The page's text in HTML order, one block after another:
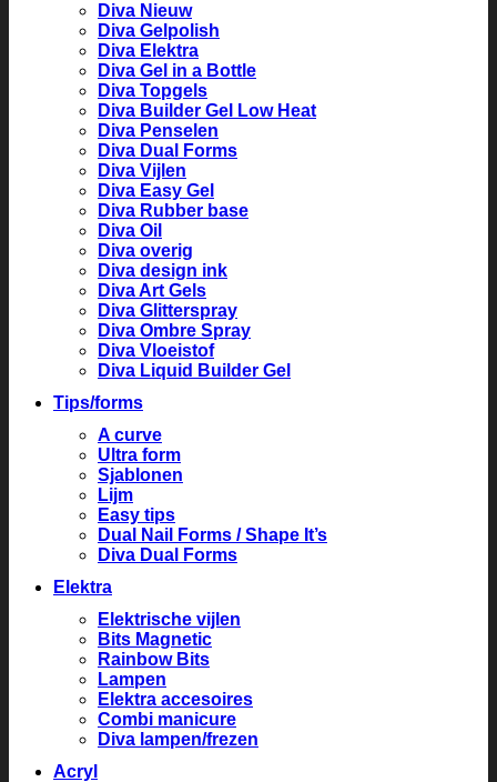
Diva Nieuw
Diva Gelpolish
Diva Elektra
Diva Gel in a Bottle
Diva Topgels
Diva Builder Gel Low Heat
Diva Penselen
Diva Dual Forms
Diva Vijlen
Diva Easy Gel
Diva Rubber base
Diva Oil
Diva overig
Diva design ink
Diva Art Gels
Diva Glitterspray
Diva Ombre Spray
Diva Vloeistof
Diva Liquid Builder Gel
Tips/forms
A curve
Ultra form
Sjablonen
Lijm
Easy tips
Dual Nail Forms / Shape It’s
Diva Dual Forms
Elektra
Elektrische vijlen
Bits Magnetic
Rainbow Bits
Lampen
Elektra accesoires
Combi manicure
Diva lampen/frezen
Acryl